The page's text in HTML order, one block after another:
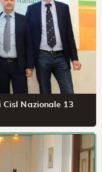
Cisl Nazionale 13